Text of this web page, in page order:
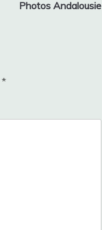
Photos Andalousie
*